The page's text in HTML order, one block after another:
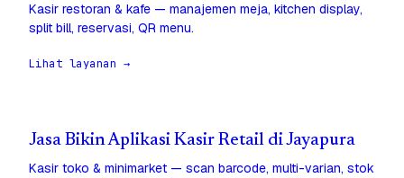
Kasir restoran & kafe — manajemen meja, kitchen display,
split bill, reservasi, QR menu.
Lihat layanan →
Jasa Bikin Aplikasi Kasir Retail di Jayapura
Kasir toko & minimarket — scan barcode, multi-varian, stok